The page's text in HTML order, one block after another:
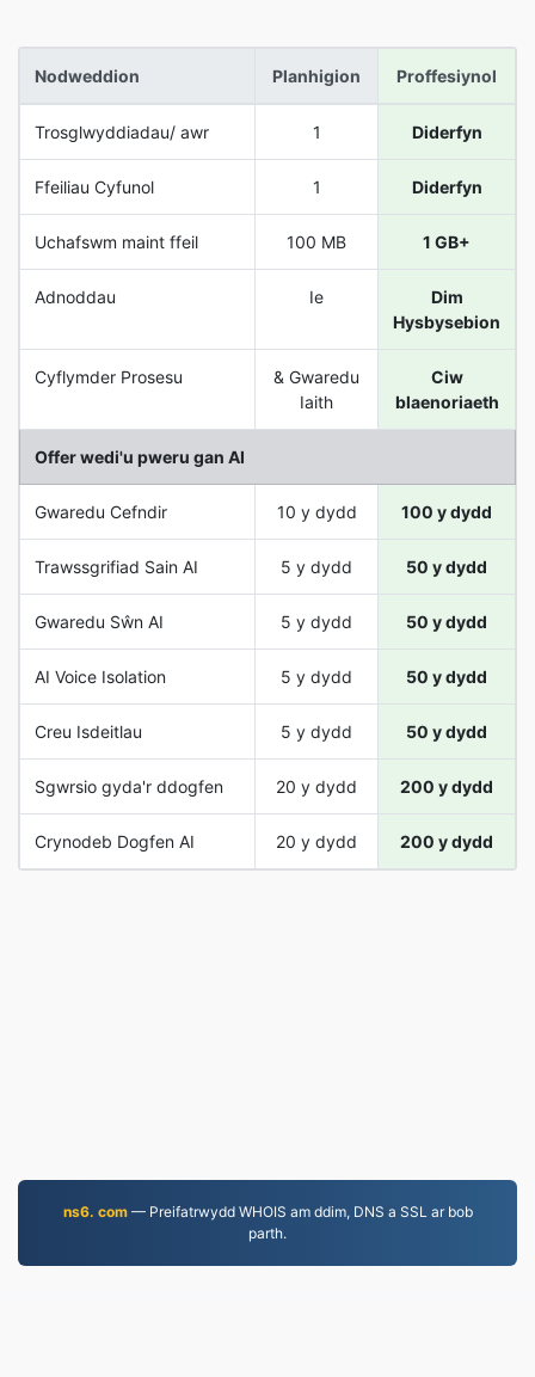
Nodweddion Planhigion Proffesiynol
Trosglwyddiadau/ awr 1 Diderfyn
Ffeiliau Cyfunol 1 Diderfyn
Uchafswm maint ffeil 100 MB 1 GB+
Adnoddau Ie
Dim
Hysbysebion
Cyflymder Prosesu
& Gwaredu
Iaith
Ciw
blaenoriaeth
Offer wedi'u pweru gan AI
Gwaredu Cefndir 10 y dydd 100 y dydd
Trawssgrifiad Sain AI 5 y dydd 50 y dydd
Gwaredu Sŵn AI 5 y dydd 50 y dydd
AI Voice Isolation 5 y dydd 50 y dydd
Creu Isdeitlau 5 y dydd 50 y dydd
Sgwrsio gyda'r ddogfen 20 y dydd 200 y dydd
Crynodeb Dogfen AI 20 y dydd 200 y dydd
ns6. com— Preifatrwydd WHOIS am ddim, DNS a SSL ar bob
parth.